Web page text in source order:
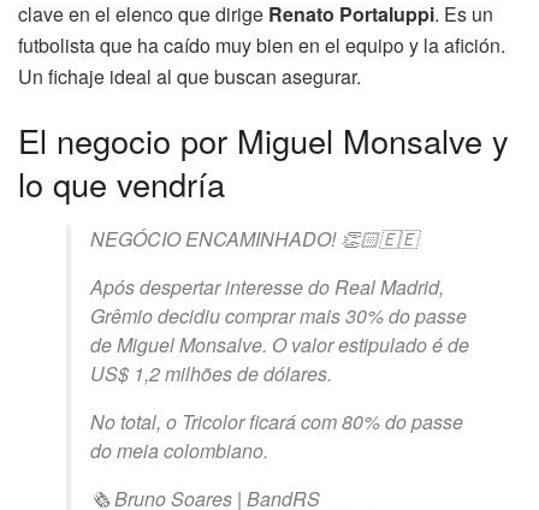
clave en el elenco que dirige Renato Portaluppi. Es un
futbolista que ha caído muy bien en el equipo y la afición.
Un fichaje ideal al que buscan asegurar.
El negocio por Miguel Monsalve y
lo que vendría
NEGÓCIO ENCAMINHADO! 👏🏻🇪🇪
Após despertar interesse do Real Madrid,
Grêmio decidiu comprar mais 30% do passe
de Miguel Monsalve. O valor estipulado é de
US$ 1,2 milhões de dólares.
No total, o Tricolor ficará com 80% do passe
do meia colombiano.
🗞️ Bruno Soares | BandRS